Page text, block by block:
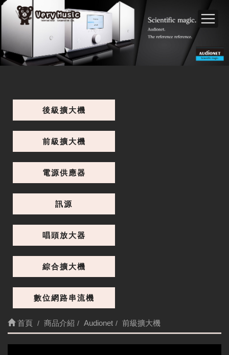
後級擴大機
前級擴大機
電源供應器
訊源
唱頭放大器
綜合擴大機
數位網路串流機
首頁 商品介紹 Audionet 前級擴大機